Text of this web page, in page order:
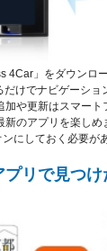
4Car」をダウンロ
けでナビゲーショ
や更新はスマート
のアプリを楽しめ
にしておく必要が
リで見つ